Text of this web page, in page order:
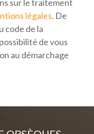
sur le traitement
légales. De
code de la
de vous
au démarchage